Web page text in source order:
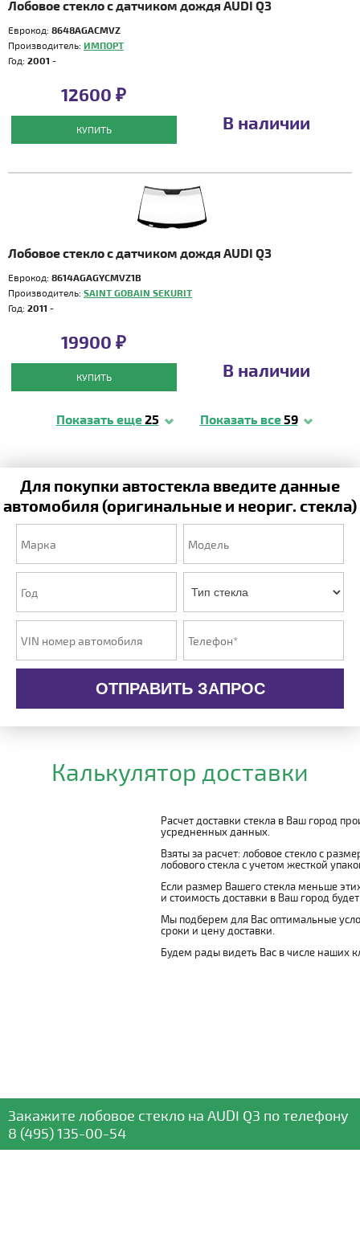
Лобовое стекло с датчиком дождя AUDI Q3
Еврокод: 8648AGACMVZ
Производитель: ИМПОРТ
Год: 2001 -
12600 ₽
КУПИТЬ В наличии
Лобовое стекло с датчиком дождя AUDI Q3
Еврокод: 8614AGAGYCMVZ1B
Производитель: SAINT GOBAIN SEKURIT
Год: 2011 -
19900 ₽
КУПИТЬ В наличии
Показать еще25 Показать все59
Для покупки автостекла введите данные
автомобиля (оригинальные и неориг. стекла)
ОТПРАВИТЬ ЗАПРОС
Калькулятор доставки
Расчет доставки стекла в Ваш город
усредненных данных.
Взяты за расчет: лобовое стекло с
лобового стекла с учетом жесткой
Если размер Вашего стекла меньше
и стоимость доставки в Ваш город
Мы подберем для Вас оптимальные
сроки и цену доставки.
Будем рады видеть Вас в числе наших
Закажите лобовое стекло на AUDI Q3 по телефону
8 (495) 135-00-54